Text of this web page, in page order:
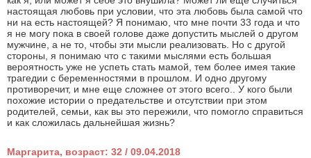
настоящая любовь при условии, что эта любовь была самой что
ни на есть настоящей? Я понимаю, что мне почти 33 года и что
я не могу пока в своей голове даже допустить мыслей о другом
мужчине, а не то, чтобы эти мысли реализовать. Но с другой
стороны, я понимаю что с такими мыслями есть большая
вероятность уже не успеть стать мамой, тем более имея такие
трагедии с беременностями в прошлом. И одно другому
противоречит, и мне еще сложнее от этого всего.. У кого были
похожие истории о предательстве и отсутствии при этом
родителей, семьи, как вы это пережили, что помогло справиться
и как сложилась дальнейшая жизнь?
Маргарита, возраст: 32 / 09.04.2018